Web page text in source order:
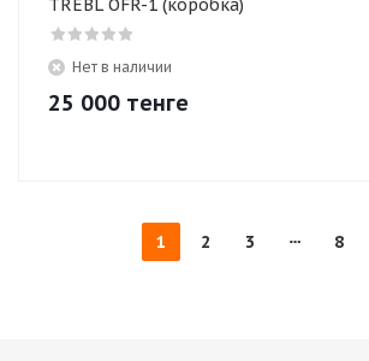
TREBL OFR-1 (коробка)
Нет в наличии
25 000 тенге
1 2 3 8